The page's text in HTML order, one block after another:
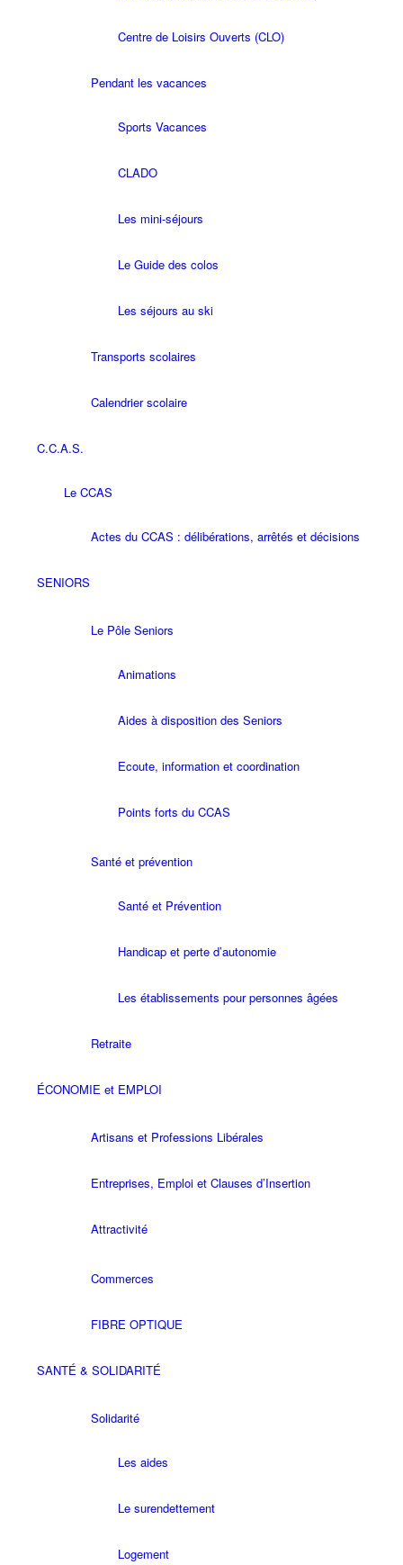
Centre de Loisirs Ouverts (CLO)
Pendant les vacances
Sports Vacances
CLADO
Les mini-séjours
Le Guide des colos
Les séjours au ski
Transports scolaires
Calendrier scolaire
C.C.A.S.
Le CCAS
Actes du CCAS : délibérations, arrêtés et décisions
SENIORS
Le Pôle Seniors
Animations
Aides à disposition des Seniors
Ecoute, information et coordination
Points forts du CCAS
Santé et prévention
Santé et Prévention
Handicap et perte d’autonomie
Les établissements pour personnes âgées
Retraite
ÉCONOMIE et EMPLOI
Artisans et Professions Libérales
Entreprises, Emploi et Clauses d’Insertion
Attractivité
Commerces
FIBRE OPTIQUE
SANTÉ & SOLIDARITÉ
Solidarité
Les aides
Le surendettement
Logement